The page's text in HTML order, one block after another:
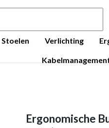
Stoelen Verlichting
Ergonomische